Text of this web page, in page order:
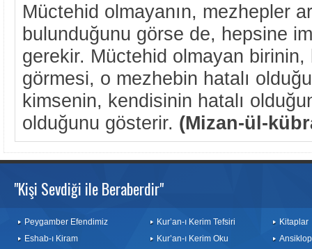
Müctehid olmayanın, mezhepler
bulunduğunu görse de, hepsine
gerekir. Müctehid olmayan birinin,
görmesi, o mezhebin hatalı
kimsenin, kendisinin hatalı
olduğunu gösterir. (Mizan-ül-
"Kişi Sevdiği ile Beraberdir"
Peygamber Efendimiz
Eshab-ı Kiram
Kur’an-ı Kerim Tefsiri
Kur’an-ı Kerim Oku
Kitaplar